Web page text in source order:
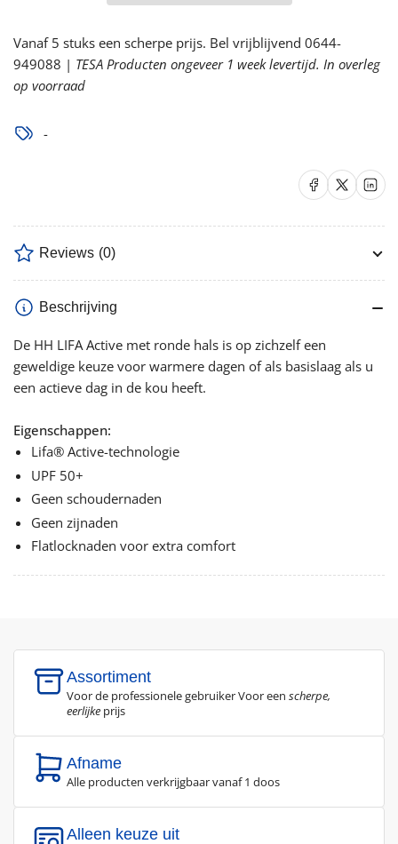
Vanaf 5 stuks een scherpe prijs. Bel vrijblijvend 0644-
949088 | TESA Producten ongeveer 1 week levertijd. In overleg
op voorraad
-
Delen op Facebook
Delen op X Delen
Reviews (0)
Beschrijving
De HH LIFA Active met ronde hals is op zichzelf een
geweldige keuze voor warmere dagen of als basislaag als u
een actieve dag in de kou heeft.
Eigenschappen:
Lifa® Active-technologie
UPF 50+
Geen schoudernaden
Geen zijnaden
Flatlocknaden voor extra comfort
Assortiment
Voor de professionele gebruiker Voor een scherpe,
eerlijke prijs
Afname
Alle producten verkrijgbaar vanaf 1 doos
Alleen keuze uit